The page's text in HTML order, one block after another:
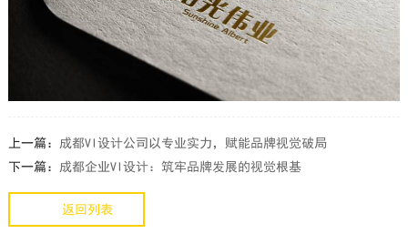
上一篇： 成都VI设计公司以专业实力，赋能品牌视觉破局
下一篇： 成都企业VI设计：筑牢品牌发展的视觉根基
返回列表